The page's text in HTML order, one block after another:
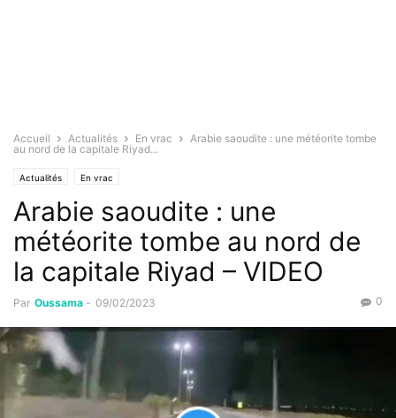
Accueil Actualités En vrac
Arabie saoudite : une météorite tombe
au nord de la capitale Riyad...
Actualités En vrac
Arabie saoudite : une
météorite tombe au nord de
la capitale Riyad – VIDEO
Par Oussama - 09/02/2023 0